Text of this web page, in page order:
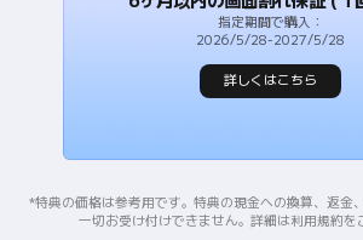
指定期間で購入：
2026/5/28-2027/5/28
詳しくはこちら
*特典の価格は参考用です。特典の現金への換算、返金
一切お受け付けできません。詳細は利用規約を